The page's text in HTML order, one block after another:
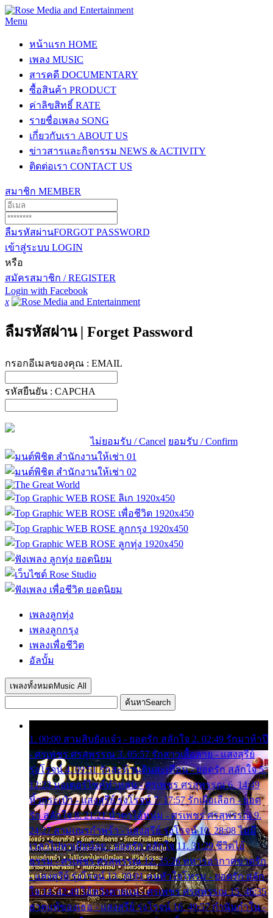
Menu
หน้าแรก HOME
เพลง MUSIC
สารคดี DOCUMENTARY
ซื้อสินค้า PRODUCT
ค่าลิขสิทธิ์ RATE
รายชื่อเพลง SONG
เกี่ยวกับเรา ABOUT US
ข่าวสารและกิจกรรม NEWS & ACTIVITY
ติดต่อเรา CONTACT US
สมาชิก MEMBER
ลืมรหัสผ่านFORGOT PASSWORD
เข้าสู่ระบบ LOGIN
หรือ
สมัครสมาชิก / REGISTER
Login with Facebook
x
ลืมรหัสผ่าน | Forget Password
กรอกอีเมลของคุณ : EMAIL
รหัสยืนยัน : CAPCHA
ไม่ยอมรับ / Cancel ยอมรับ / Confirm
เพลงลูกทุ่ง
เพลงลูกกรุง
เพลงเพื่อชีวิต
อัลบั้ม
เพลงทั้งหมด Music All
ค้นหาSearch
1. 00:00 สามสิบยังแจ๋ว - ยอดรัก สลักใจ 2. 02:49 รักมาห้าปี
- ศรเพชร ศรสุพรรณ 3. 05:57 รักสาวเสื้อลาย - แสงสุรีย์
รุ่งโรจน์ 4. 09:51 รักสะท้านดินสะเทือน - ยอดรัก สลักใจ 5.
12:23 มอเตอร์ไซค์ทำหล่น - ศรเพชร ศรสุพรรณ 6. 14:49
หิ้วกระเป๋า - แสงสุรีย์ รุ่งโรจน์ 7. 17:57 รักเผื่อเลือก - ยอด
รัก สลักใจ 8. 21:21 น้ำตาไอ้หนุ่ม - ศรเพชร ศรสุพรรณ 9.
24:27 สามเณรกำพร้า - แสงสุรีย์ รุ่งโรจน์ 10. 28:08 ไม่มี
เวลาไปหาเมียน้อย - ยอดรัก สลักใจ 11. 31:29 ชีวิตไอ้
ธรรม - ศรเพชร ศรสุพรรณ 12. 35:26 ทหารอากาศขาดรัก
- แสงสุรีย์ รุ่งโรจน์ 13. 39:01 คนหัวใจโทรม - ยอดรัก สลัก
ใจ 14. 42:49 ไอ้หวังตายแน่ - ศรเพชร ศรสุพรรณ 15. 46:35
ธาตุแท้ของเธอ - แสงสุรีย์ รุ่งโรจน์ 16. 49:57 กำนันกำใน -